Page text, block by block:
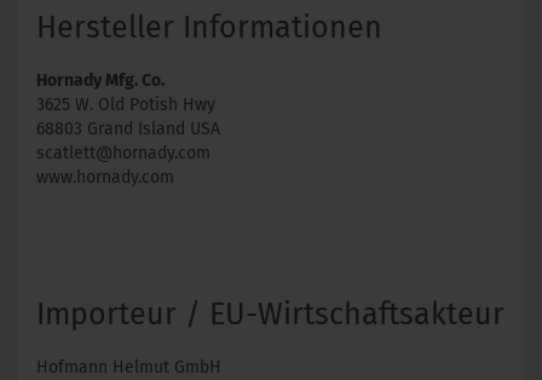
Hersteller Informationen
Hornady Mfg. Co.
3625 W. Old Potish Hwy
68803 Grand Island USA
scatlett@hornady.com
www.hornady.com
Importeur / EU-Wirtschaftsakteur
Hofmann Helmut GmbH